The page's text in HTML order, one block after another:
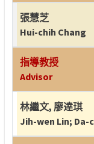
張慧芝
Hui-chih Chang
指導教授
Advisor
林繼文, 廖逹琪
Jih-wen Lin; Da-